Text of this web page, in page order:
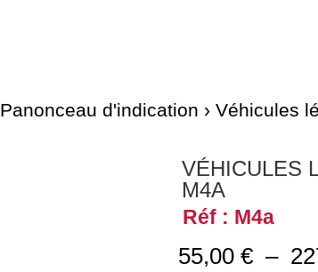
Panonceau d'indication › Véhicules
VÉHICULES
M4A
Réf : M4a
55,00 € –